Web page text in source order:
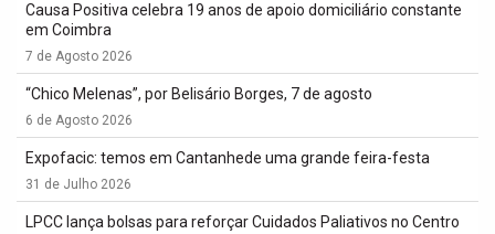
Causa Positiva celebra 19 anos de apoio domiciliário constante
em Coimbra
7 de Agosto 2026
“Chico Melenas”, por Belisário Borges, 7 de agosto
6 de Agosto 2026
Expofacic: temos em Cantanhede uma grande feira-festa
31 de Julho 2026
LPCC lança bolsas para reforçar Cuidados Paliativos no Centro